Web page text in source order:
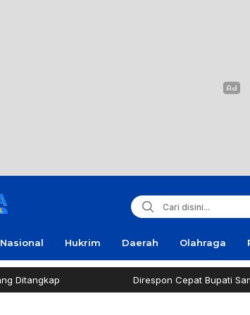
Nasional Hukrim Daerah Olahraga
Direspon Cepat Bupati Sampang, Pria